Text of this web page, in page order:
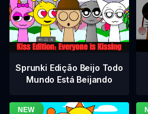
Sprunki Edição Beijo Todo
Mundo Está Beijando